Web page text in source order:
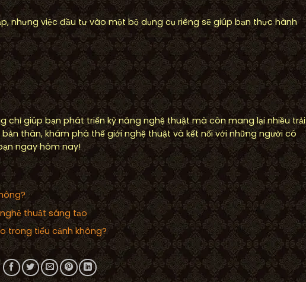
nhưng việc đầu tư vào một bộ dụng cụ riêng sẽ giúp bạn thực hành
chỉ giúp bạn phát triển kỹ năng nghệ thuật mà còn mang lại nhiều trải
thân, khám phá thế giới nghệ thuật và kết nối với những người có
ngay hôm nay!
thuật sáng tạo
trong tiểu cảnh không?